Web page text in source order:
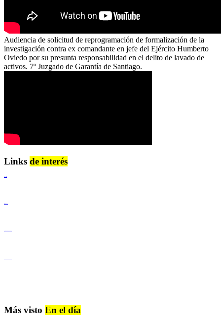
Audiencia de solicitud de reprogramación de formalización de la
investigación contra ex comandante en jefe del Ejército Humberto
Oviedo por su presunta responsabilidad en el delito de lavado de
activos. 7º Juzgado de Garantía de Santiago.
Links de interés
Más visto En el día